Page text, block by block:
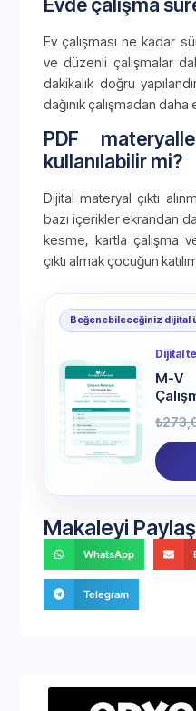
Evde çalışma
Ev çalışması ne kadar
ve düzenli çalışmalar
dakikalık doğru
dağınık çalışmadan daha
PDF
kullanılabilir mi?
Dijital materyal çıktı
bazı içerikler ekrandan
kesme, kartla çalışma
çıktı almak çocuğun
Beğenebileceğiniz dijital
Dijital
M-V
₺
Makaleyi Paylaş
WhatsApp
Telegram